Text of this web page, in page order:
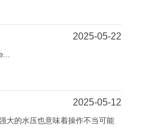
2025-05-22
2025-05-12
大的水压也意味着操作不当可能